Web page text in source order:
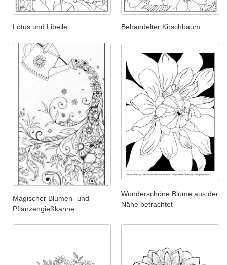
Lotus und Libelle Behandelter Kirschbaum
Magischer Blumen- und
Pflanzengießkanne
Wunderschöne Blume aus der
Nähe betrachtet